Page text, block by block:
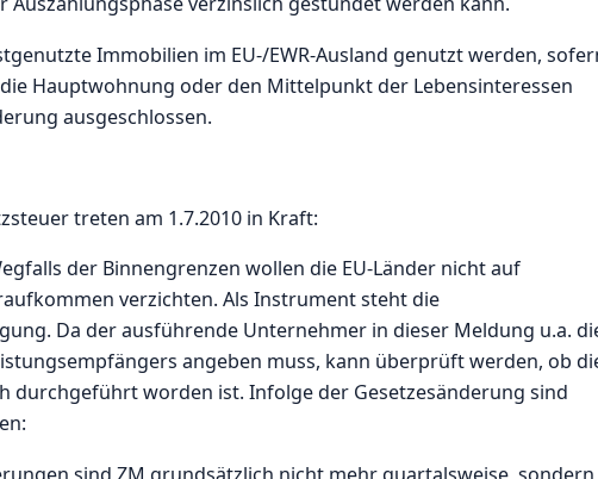
Immobilien im EU-/EWR-Ausland genutzt werden,
Hauptwohnung oder den Mittelpunkt der Lebensinteressen
ausgeschlossen.
treten am 1.7.2010 in Kraft:
der Binnengrenzen wollen die EU-Länder nicht auf
verzichten. Als Instrument steht die
Da der ausführende Unternehmer in dieser Meldung u.a.
angeben muss, kann überprüft werden, ob
durchgeführt worden ist. Infolge der Gesetzesänderung sind